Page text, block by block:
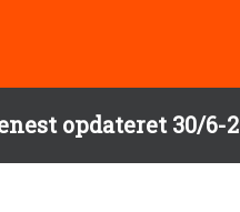
opdateret 30/6-